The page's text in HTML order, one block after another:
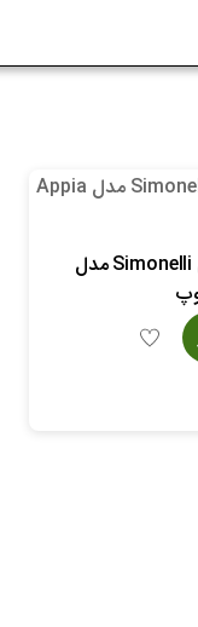
اسپرسو ماشین Simonelli مدل